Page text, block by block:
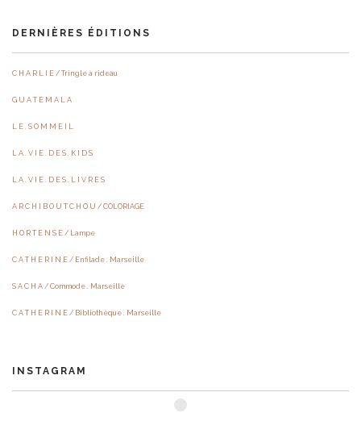
DERNIÈRES ÉDITIONS
C H A R L I E / Tringle à rideau
G U A T E M A L A
L E . S O M M E I L
L A . V I E . D E S . K I D S
L A . V I E . D E S . L I V R E S
A R C H I B O U T C H O U / COLORIAGE
H O R T E N S E / Lampe
C A T H E R I N E / Enfilade . Marseille
S A C H A / Commode . Marseille
C A T H E R I N E / Bibliothèque . Marseille
INSTAGRAM